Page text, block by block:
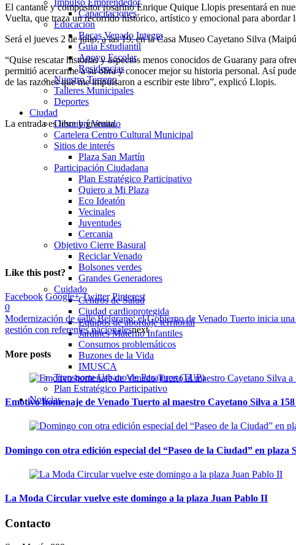
Impulso Emprendedor
Capacitaciones
Educación
Becas Venado Integra
Guía Estudiantil
Apoyo Escolar
Residencias
Nuestro Terreno
Talleres Municipales
Deportes
Ciudad
Descubrí Venado
Cartelera Centro Cultural Municipal
Sitios de interés
Plaza San Martín
Participación Ciudadana
Plan Estratégico Participativo
Quiero a Mi Plaza
Eco Ideatón
Vecinales
Juventudes
Cercania
Objetivo Cierre Basural
Reciclar Venado
Bolsones verdes
Grandes Generadores
Cuidado
Centros de Salud
Ciudad cardioprotegida
Equipos de abordaje territorial
Jardines Materno Infantiles
Consumos problemáticos
Buzones de la Vida
IMUSCA
Transporte Urbano de Pasajeros (TUP)
Plan Estratégico Participativo
Noticias
El cantante y compositor rosarino Enrique Quique Llopis presentará en
Vuelta, que traza un recorrido histórico, artístico y emocional para
Será el jueves 2 de julio, a las 19, en la Casa Museo Cayetano Silva
“Quise rescatar historias y aspectos menos conocidos de Guarany para
permitió acercarme a su obra y conocer mejor su historia personal. Así
de las razones que me impulsaron a escribir este libro”, explicó Llopis.
La entrada es libre y gratuita.
Like this post?
Facebook Google+ Twitter Pinterest
0
Modernización de calle Belgrano: el Gobierno de Venado Tuerto inicia
gestión con referentes nacionalesnext
More posts
Emotivo homenaje de Venado Tuerto al maestro Cayetano Silva a
Domingo con otra edición especial del “Paseo de la Ciudad” en plaza
La Moda Circular vuelve este domingo a la plaza Juan Pablo II
Contacto